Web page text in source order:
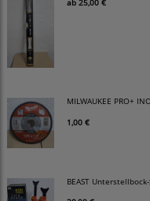
MILWAUKEE PRO+
1,00 €
BEAST